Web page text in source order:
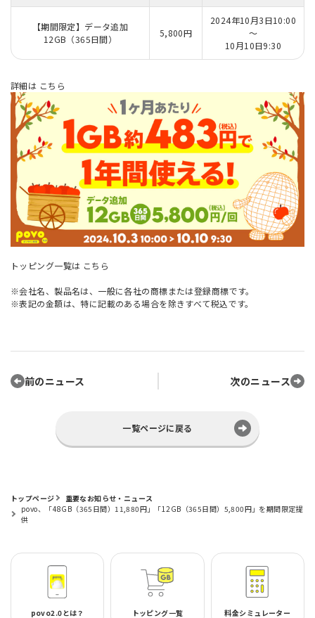
【期間限定】データ追加
12GB（365日間）
5,800円
2024年10月3日10:00
～
10月10日9:30
詳細は こちら
トッピング一覧は こちら
※会社名、製品名は、一般に各社の商標または登録商標です。
※表記の金額は、特に記載のある場合を除きすべて税込です。
前のニュース 次のニュース
一覧ページに戻る
トップページ
重要なお知らせ・ニュース
povo、「48GB（365日間）11,880円」「12GB（365日間）5,800円」を期間限定提
供
povo2.0とは？ トッピング一覧 料金シミュレーター